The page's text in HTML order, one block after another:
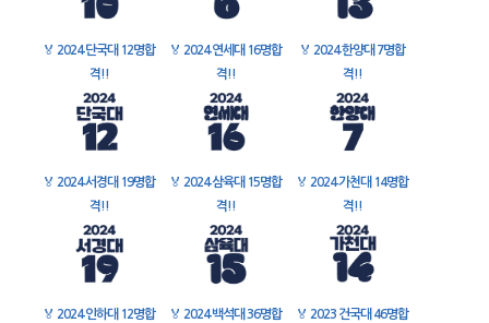
🏅 2024 단국대 12명합
격!!
🏅 2024 연세대 16명합
격!!
🏅 2024 한양대 7명합
격!!
🏅 2024 서경대 19명합
격!!
🏅 2024 삼육대 15명합
격!!
🏅 2024 가천대 14명합
격!!
🏅 2024 인하대 12명합
🏅 2024 백석대 36명합
🏅 2023 건국대 46명합